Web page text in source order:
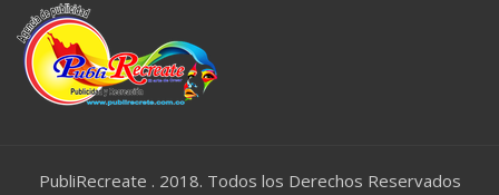
PubliRecreate . 2018. Todos los Derechos Reservados